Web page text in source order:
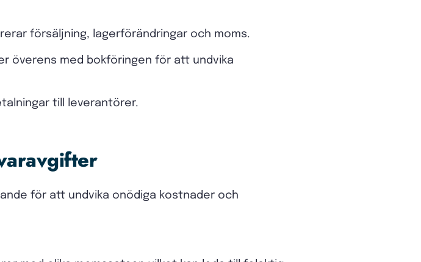
försäljning, lagerförändringar och moms.
överens med bokföringen för att undvika
till leverantörer.
för att undvika onödiga kostnader och